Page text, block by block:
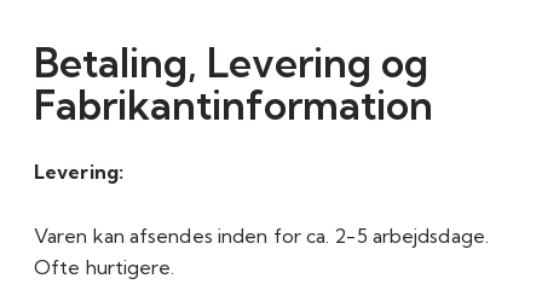
Betaling, Levering og
Fabrikantinformation
Levering:
Varen kan afsendes inden for ca. 2-5 arbejdsdage.
Ofte hurtigere.